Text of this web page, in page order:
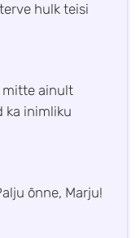
hulk teisi
mitte ainult
ka inimliku
õnne, Marju!